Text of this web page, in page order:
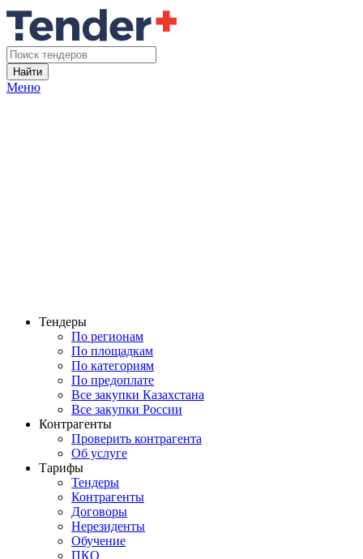
Найти
Меню
Тендеры
По регионам
По площадкам
По категориям
По предоплате
Все закупки Казахстана
Все закупки России
Контрагенты
Проверить контрагента
Об услуге
Тарифы
Тендеры
Контрагенты
Договоры
Нерезиденты
Обучение
ПКО